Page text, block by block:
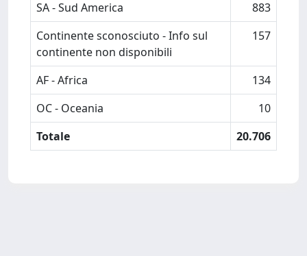
SA - Sud America
883
Continente sconosciuto - Info sul
continente non disponibili
157
AF - Africa
134
OC - Oceania
10
Totale
20.706